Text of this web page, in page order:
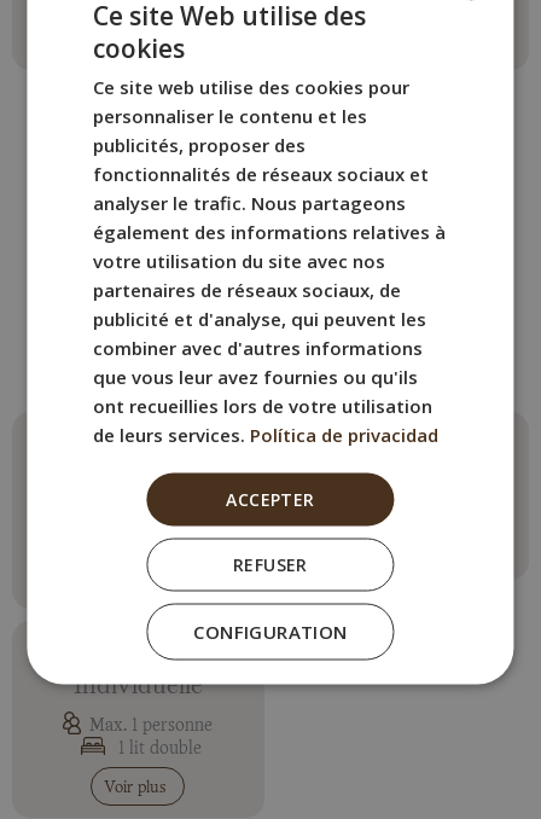
AUTRES CHAMBRES
Réservez la chambre du
BYPILLOW Tiento
qui correspond le mieux à vos
besoins.
chambres
Max. 4 personnes
4 lits simples
Voir plus
Chambre Double
Max. 2 personnes · 1 lit
double ou 2 lits simples
Voir plus
Chambre
Individuelle
Max. 1 personne
1 lit double
Voir plus
ENGLISH
ITALIAN
Ce site Web utilise des
cookies
Ce site web utilise des cookies pour
personnaliser le contenu et les
publicités, proposer des
fonctionnalités de réseaux sociaux et
analyser le trafic. Nous partageons
également des informations relatives à
votre utilisation du site avec nos
partenaires de réseaux sociaux, de
publicité et d'analyse, qui peuvent les
combiner avec d'autres informations
que vous leur avez fournies ou qu'ils
ont recueillies lors de votre utilisation
de leurs services. Política de privacidad
ACCEPTER
REFUSER
CONFIGURATION